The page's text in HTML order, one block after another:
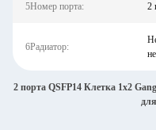
5Номер порта: 2
6Радиатор:
2 порта QSFP14 Клетка 1x2